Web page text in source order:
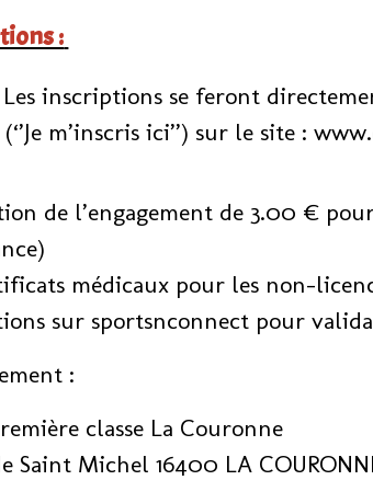
:
se feront
m’inscris ici’’) sur le site :
de l’engagement de 3.00 €
médicaux pour les non-
sur sportsnconnect pour
:
classe La Couronne
Saint Michel 16400 LA